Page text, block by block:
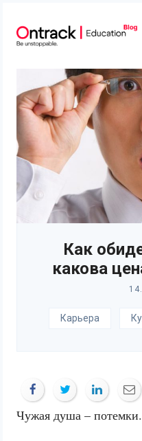
content
Как
какова
Карьера
Чужая душа –